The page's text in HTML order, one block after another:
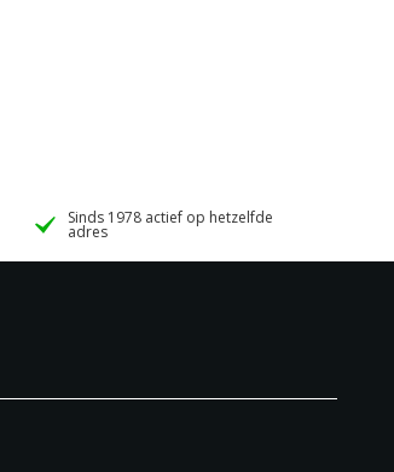
Sinds 1978 actief op hetzelfde
adres